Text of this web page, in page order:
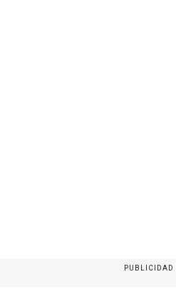
PUBLICIDAD